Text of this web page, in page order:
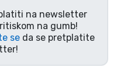
na newsletter
na gumb!
se da se pretplatite